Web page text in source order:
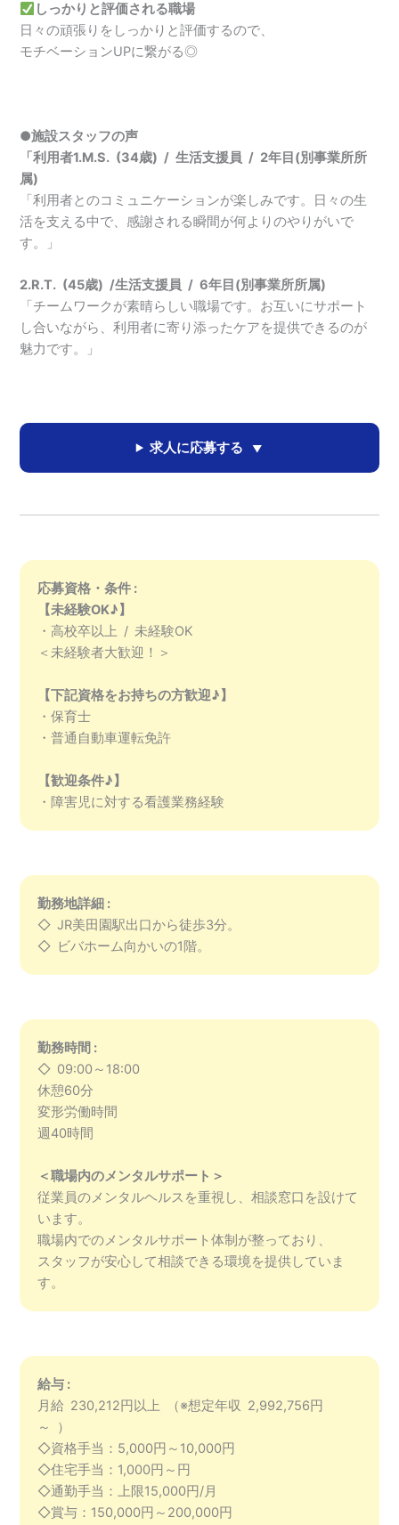
しっかりと評価される職場
日々の頑張りをしっかりと評価するので、
モチベーションUPに繋がる◎
●施設スタッフの声
「利用者1.M.S. (34歳) / 生活支援員 / 2年目(別事業所所
属)
「利用者とのコミュニケーションが楽しみです。日々の生
活を支える中で、感謝される瞬間が何よりのやりがいで
す。」
2.R.T. (45歳) /生活支援員 / 6年目(別事業所所属)
「チームワークが素晴らしい職場です。お互いにサポート
し合いながら、利用者に寄り添ったケアを提供できるのが
魅力です。」
求人に応募する
応募資格・条件 :
【未経験OK♪】
・高校卒以上 / 未経験OK
＜未経験者大歓迎！＞
【下記資格をお持ちの方歓迎♪】
・保育士
・普通自動車運転免許
【歓迎条件♪】
・障害児に対する看護業務経験
勤務地詳細 :
◇ JR美田園駅出口から徒歩3分。
◇ ビバホーム向かいの1階。
勤務時間 :
◇ 09:00～18:00
休憩60分
変形労働時間
週40時間
＜職場内のメンタルサポート＞
従業員のメンタルヘルスを重視し、相談窓口を設けて
います。
職場内でのメンタルサポート体制が整っており、
スタッフが安心して相談できる環境を提供していま
す。
給与 :
月給 230,212円以上 （※想定年収 2,992,756円
～ ）
◇資格手当：5,000円～10,000円
◇住宅手当：1,000円～円
◇通勤手当：上限15,000円/月
◇賞与：150,000円～200,000円